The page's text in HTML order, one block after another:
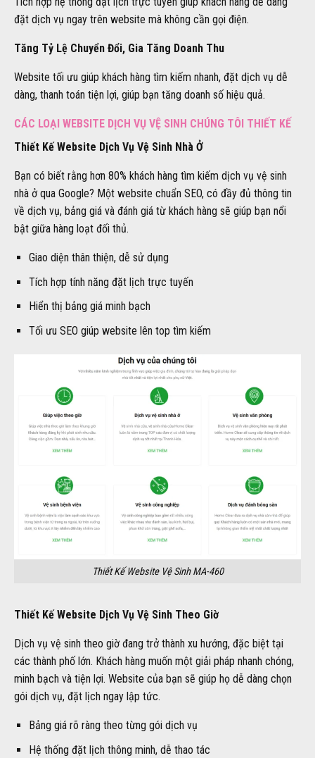
đặt dịch vụ ngay trên website mà không cần gọi điện.
Tăng Tỷ Lệ Chuyển Đổi, Gia Tăng Doanh Thu
Website tối ưu giúp khách hàng tìm kiếm nhanh, đặt dịch vụ dễ
dàng, thanh toán tiện lợi, giúp bạn tăng doanh số hiệu quả.
CÁC LOẠI WEBSITE DỊCH VỤ VỆ SINH CHÚNG TÔI THIẾT KẾ
Thiết Kế Website Dịch Vụ Vệ Sinh Nhà Ở
Bạn có biết rằng hơn 80% khách hàng tìm kiếm dịch vụ vệ sinh
nhà ở qua Google? Một website chuẩn SEO, có đầy đủ thông tin
về dịch vụ, bảng giá và đánh giá từ khách hàng sẽ giúp bạn nổi
bật giữa hàng loạt đối thủ.
Giao diện thân thiện, dễ sử dụng
Tích hợp tính năng đặt lịch trực tuyến
Hiển thị bảng giá minh bạch
Tối ưu SEO giúp website lên top tìm kiếm
Thiết Kế Website Vệ Sinh MA-460
Thiết Kế Website Dịch Vụ Vệ Sinh Theo Giờ
Dịch vụ vệ sinh theo giờ đang trở thành xu hướng, đặc biệt tại
các thành phố lớn. Khách hàng muốn một giải pháp nhanh chóng,
minh bạch và tiện lợi. Website của bạn sẽ giúp họ dễ dàng chọn
gói dịch vụ, đặt lịch ngay lập tức.
Bảng giá rõ ràng theo từng gói dịch vụ
Hệ thống đặt lịch thông minh, dễ thao tác